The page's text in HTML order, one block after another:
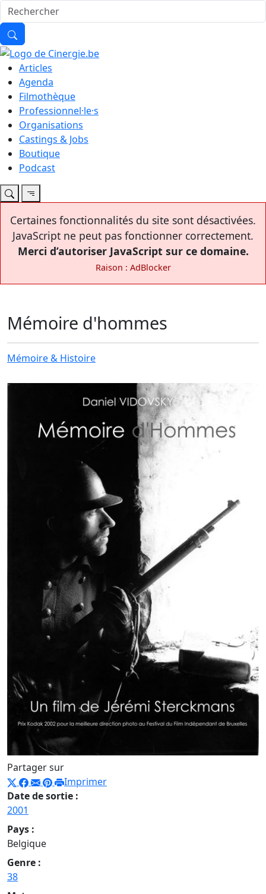
Articles
Agenda
Filmothèque
Professionnel·le·s
Organisations
Castings & Jobs
Boutique
Podcast
Certaines fonctionnalités du site sont désactivées.
JavaScript ne peut pas fonctionner correctement.
Merci d’autoriser JavaScript sur ce domaine.
Raison : AdBlocker
Mémoire d'hommes
Mémoire & Histoire
Partager sur
Imprimer
Date de sortie :
2001
Pays :
Belgique
Genre :
38